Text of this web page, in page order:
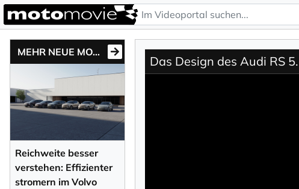
MEHR NEUE MOTONEWS
Reichweite besser
verstehen: Effizienter
stromern im Volvo
Das Design des Audi RS 5.